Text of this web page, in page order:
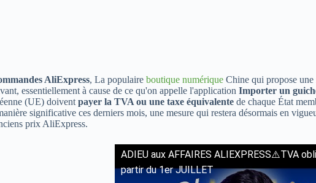
AliExpress, La populaire boutique numérique Chine qui propose
essentiellement à cause de ce qu'on appelle l'application Importer un
(UE) doivent payer la TVA ou une taxe équivalente de chaque État
significative ces derniers mois, une mesure qui restera désormais en
prix AliExpress.
ADIEU aux AFFAIRES ALIEXPRESS⚠️TVA
partir du 1er JUILLET